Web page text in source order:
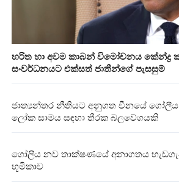
හරිත හා අවම කාබන් විමෝචනය කේන්ද්‍ර
සංවර්ධනයට එක්සත් ජාතීන්ගේ පැසසුම්
ජාත්‍යන්තර නීතියට අනුගත චීනයේ
ලෝක සාමය සඳහා තීරක බලවේගයකි
ගෝලීය නව තාක්ෂණයේ අනාගතය
භූමිකාව